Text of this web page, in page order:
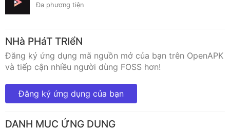
Đa phương tiện
NHà PHáT TRIểN
Đăng ký ứng dụng mã nguồn mở của bạn trên OpenAPK
và tiếp cận nhiều người dùng FOSS hơn!
Đăng ký ứng dụng của bạn
DANH MỤC ỨNG DỤNG